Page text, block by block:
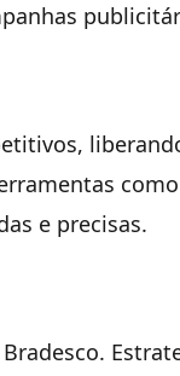
e precisas.